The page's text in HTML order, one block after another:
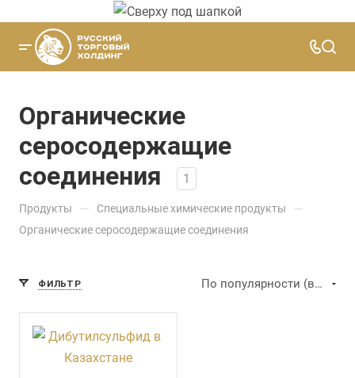
Органические
серосодержащие
соединения
1
Продукты — Специальные химические продукты —
Органические серосодержащие соединения
ФИЛЬТР По популярности (возрастание)